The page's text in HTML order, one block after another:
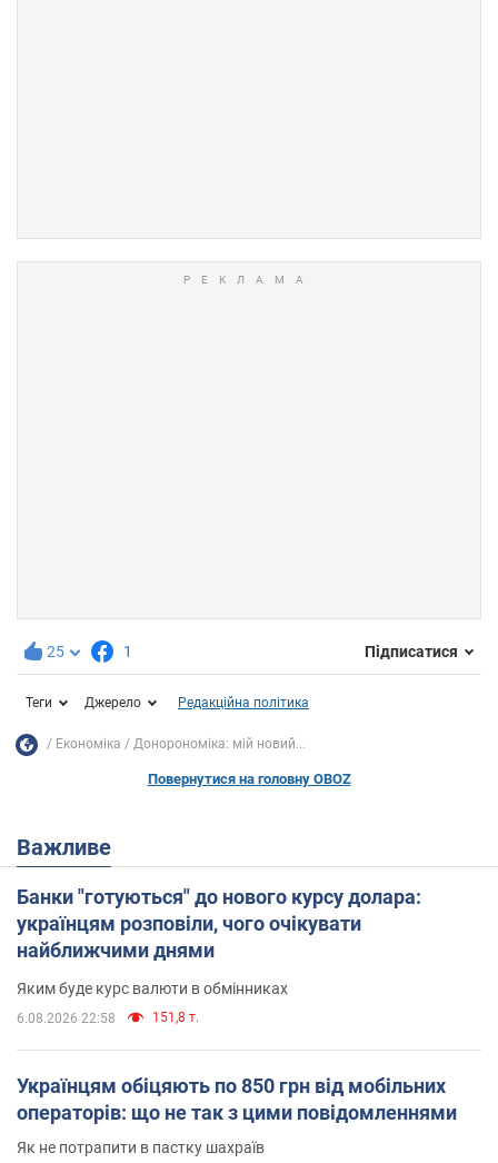
25 1 Підписатися
Теги Джерело Редакційна політика
Економіка Донорономіка: мій новий...
Повернутися на головну OBOZ
Важливе
Банки "готуються" до нового курсу долара:
українцям розповіли, чого очікувати
найближчими днями
Яким буде курс валюти в обмінниках
6.08.2026 22:58 151,8 т.
Українцям обіцяють по 850 грн від мобільних
операторів: що не так з цими повідомленнями
Як не потрапити в пастку шахраїв